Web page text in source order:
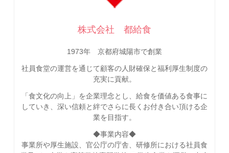
株式会社 都給食
1973年 京都府城陽市で創業
社員食堂の運営を通じて顧客の人財確保と福利厚生制度の
充実に貢献。
「食文化の向上」を企業理念とし、給食を価値ある食事に
していき、深い信頼と絆でさらに長くお付き合い頂ける企
業を目指す。
◆事業内容◆
事業所や厚生施設、官公庁の庁舎、研修所における社員食